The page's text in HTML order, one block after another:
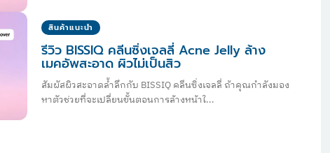
สินค้าแนะนำ
รีวิว BISSIQ คลีนซิ่งเจลลี่ Acne Jelly ล้าง
เมคอัพสะอาด ผิวไม่เป็นสิว
สัมผัสผิวสะอาดล้ำลึกกับ BISSIQ คลีนซิ่งเจลลี่ ถ้าคุณกำลังมอง
หาตัวช่วยที่จะเปลี่ยนขั้นตอนการล้างหน้าใ...